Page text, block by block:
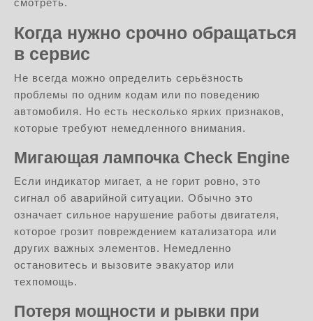
смотреть.
Когда нужно срочно обращаться
в сервис
Не всегда можно определить серьёзность
проблемы по одним кодам или по поведению
автомобиля. Но есть несколько ярких признаков,
которые требуют немедленного внимания.
Мигающая лампочка Check Engine
Если индикатор мигает, а не горит ровно, это
сигнал об аварийной ситуации. Обычно это
означает сильное нарушение работы двигателя,
которое грозит повреждением катализатора или
других важных элементов. Немедленно
остановитесь и вызовите эвакуатор или
техпомощь.
Потеря мощности и рывки при